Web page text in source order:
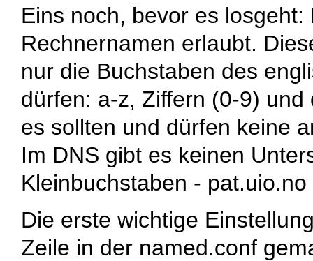
Eins noch, bevor es
Rechnernamen erlaubt.
nur die Buchstaben des
dürfen: a-z, Ziffern (0-9)
es sollten und dürfen keine
Im DNS gibt es keinen
Kleinbuchstaben - pat.uio.no
Die erste wichtige
Zeile in der named.conf